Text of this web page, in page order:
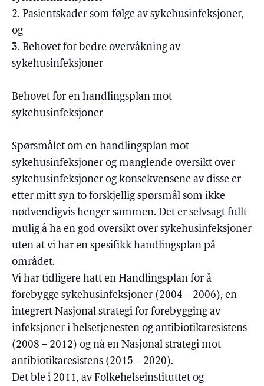
2. Pasientskader som følge av sykehusinfeksjoner,
og
3. Behovet for bedre overvåkning av
sykehusinfeksjoner
Behovet for en handlingsplan mot
sykehusinfeksjoner
Spørsmålet om en handlingsplan mot
sykehusinfeksjoner og manglende oversikt over
sykehusinfeksjoner og konsekvensene av disse er
etter mitt syn to forskjellig spørsmål som ikke
nødvendigvis henger sammen. Det er selvsagt fullt
mulig å ha en god oversikt over sykehusinfeksjoner
uten at vi har en spesifikk handlingsplan på
området.
Vi har tidligere hatt en Handlingsplan for å
forebygge sykehusinfeksjoner (2004 – 2006), en
integrert Nasjonal strategi for forebygging av
infeksjoner i helsetjenesten og antibiotikaresistens
(2008 – 2012) og nå en Nasjonal strategi mot
antibiotikaresistens (2015 – 2020).
Det ble i 2011, av Folkehelseinstituttet og